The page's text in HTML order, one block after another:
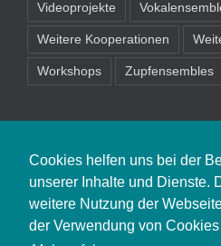
Cookies helfen uns bei der
unserer Inhalte und Dienste.
weitere Nutzung der
der Verwendung von Cookies
Videoprojekte
Weitere Kooperationen
Workshops Zupfensembles